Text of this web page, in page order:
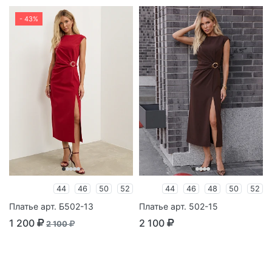
- 43%
44 46 50 52
Платье арт. Б502-13
1 200 2 100
44 46 48 50 52
Платье арт. 502-15
2 100